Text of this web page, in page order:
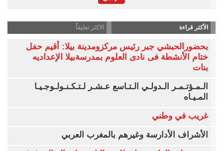
الأكثر قراءة الاكثر تعليقاً
بحضورالحبشي جبر رئيس مركزومدينة بيلا: أقيم حفل
ختام الأنشطة فى نادى العلوم بمدرسةبيلا الإعداديه
بنات
الـمـؤتـمـر الـدولـي الـتـاسع عـشـر لـتـكـنـولـوجـيـا
المـيـاه
غريب في وطني
الأشراف الأدارسة وغيرهم بالمغرب العربي